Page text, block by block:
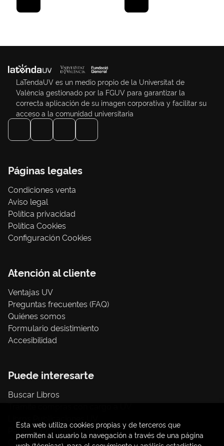
LaTendaUV es un medio propio de la Universitat de
València gestionado por la FGUV para garantizar la
correcta aplicación de su imagen corporativa y facilitar su
acceso a la comunidad universitaria
Páginas legales
Condiciones venta
Aviso legal
Política privacidad
Política Cookies
Configuración Cookies
Atención al cliente
Ventajas UV
Preguntas frecuentes (FAQ)
Quiénes somos
Formulario desistimiento
Accesibilidad
Puede interesarte
Buscar Libros
Papelería / material oficina
Consumo Sostenible
Esta web utiliza cookies propias y de terceros que
permiten al usuario la navegación a través de una página